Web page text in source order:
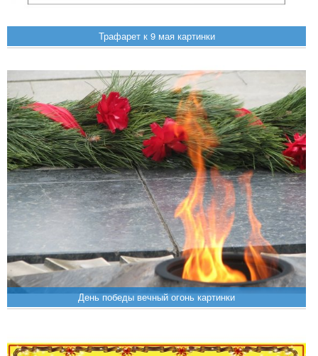
Трафарет к 9 мая картинки
День победы вечный огонь картинки